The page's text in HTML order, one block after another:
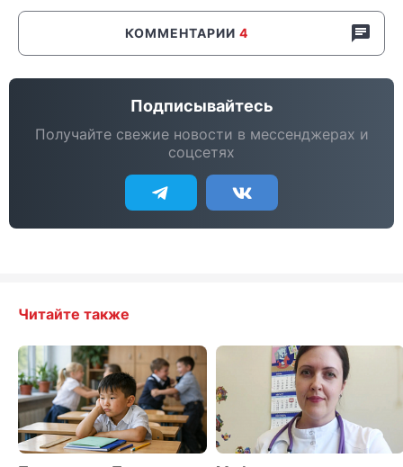
КОММЕНТАРИИ 4
Подписывайтесь
Получайте свежие новости в мессенджерах и
соцсетях
Читайте также